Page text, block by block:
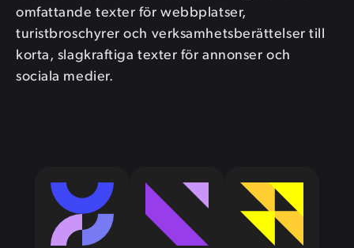
omfattande texter för webbplatser,
turistbroschyrer och verksamhetsberättelser till
korta, slagkraftiga texter för annonser och
sociala medier.